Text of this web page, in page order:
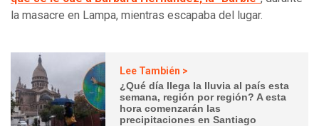
la masacre en Lampa, mientras escapaba del lugar.
Lee También >
¿Qué día llega la lluvia al país esta
semana, región por región? A esta
hora comenzarán las
precipitaciones en Santiago